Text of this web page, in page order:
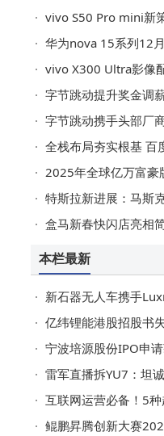
vivo S50 Pro mini新策略：借消费
华为nova 15系列12月22日登场
vivo X300 Ultra影像配置揭秘：主
字节跳动提升奖金调薪投入，新
字节跳动携手头部厂商发力AI手
全栈布局夯实根基 百度文心
2025年全球亿万富豪版图：中国
特斯拉新进展：马斯克确认无安
盒马新春快闪店亮相简阳，丰富
本栏最新
新石器无人车携手Luxmea，以
亿纬锂能港股招股书失效后回
宁波培源股份IPO申请获北交
雷军直播拆YU7：坦诚
互联网运营必备！5种超实用数
鲲鹏昇腾创新大赛2025全国总